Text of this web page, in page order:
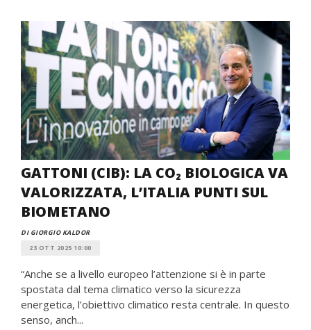
GATTONI (CIB): LA CO₂ BIOLOGICA VA
VALORIZZATA, L’ITALIA PUNTI SUL
BIOMETANO
DI GIORGIO KALDOR
23 OTT 2025 10:00
“Anche se a livello europeo l’attenzione si è in parte
spostata dal tema climatico verso la sicurezza
energetica, l’obiettivo climatico resta centrale. In questo
senso, anch...